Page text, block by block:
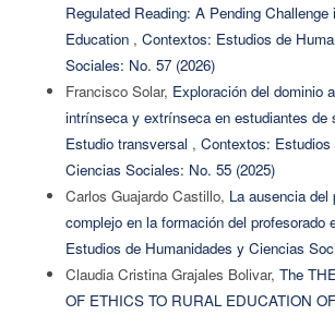
Regulated Reading: A Pending Challenge
Education , Contextos: Estudios de
Sociales: No. 57 (2026)
Francisco Solar, Exploración del dominio
intrínseca y extrínseca en estudiantes de
Estudio transversal , Contextos:
Ciencias Sociales: No. 55 (2025)
Carlos Guajardo Castillo, La ausencia del
complejo en la formación del profesorado
Estudios de Humanidades y Ciencias
Claudia Cristina Grajales Bolivar, The
OF ETHICS TO RURAL EDUCATION